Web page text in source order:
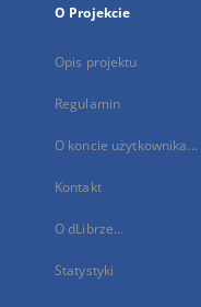
O Projekcie
Opis projektu
Regulamin
O koncie użytkownika...
Kontakt
O dLibrze...
Statystyki